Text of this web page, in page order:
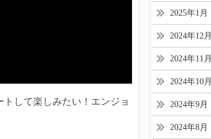
して楽しみたい！エンジョ
2025年1月
2024年12月
2024年11月
2024年10月
2024年9月
2024年8月